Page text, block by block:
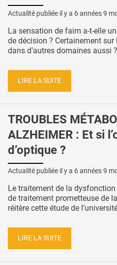
Actualité publiée il y a 6 années 9
La sensation de faim a-t-elle
de décision ? Certainement
dans d’autres domaines aussi
LIRE LA SUITE
TROUBLES
ALZHEIMER : Et si
d’optique ?
Actualité publiée il y a 6 années 9
Le traitement de la
de traitement prometteuse de
réitère cette étude de
LIRE LA SUITE